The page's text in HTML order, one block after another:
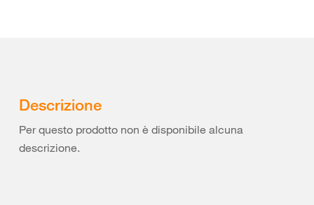
Descrizione
Per questo prodotto non è disponibile alcuna
descrizione.